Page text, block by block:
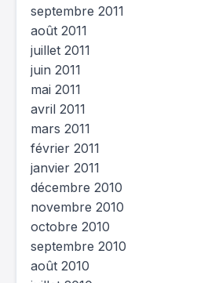
septembre 2011
août 2011
juillet 2011
juin 2011
mai 2011
avril 2011
mars 2011
février 2011
janvier 2011
décembre 2010
novembre 2010
octobre 2010
septembre 2010
août 2010